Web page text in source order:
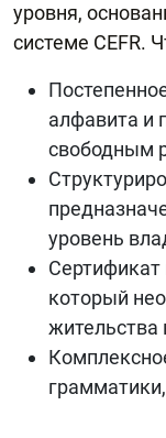
уровня,
системе CEFR.
алфавита и
свободным
уровень
который
жительства